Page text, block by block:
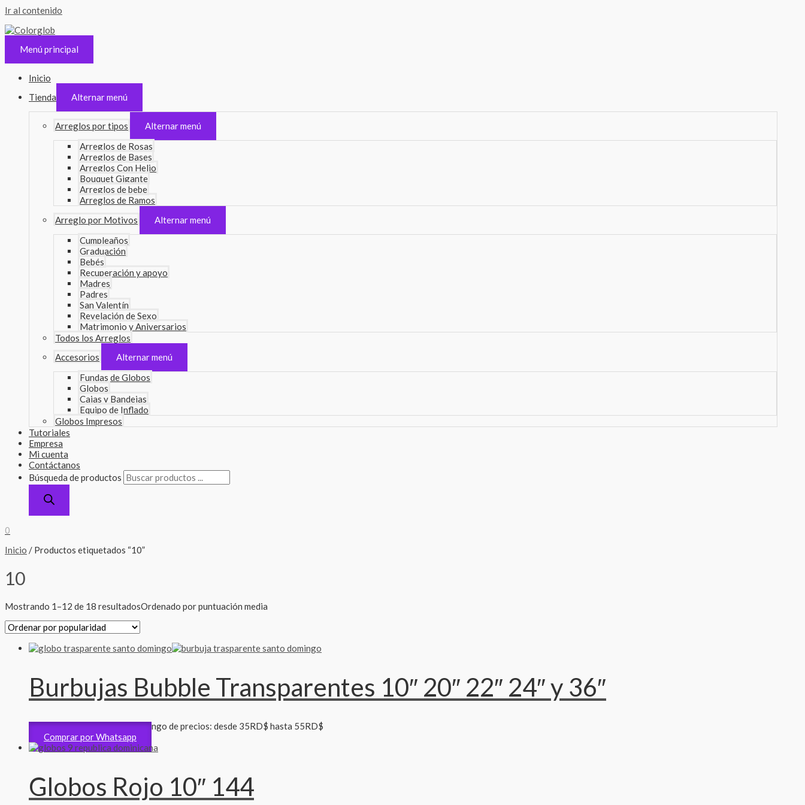
Ir al contenido
Menú principal
Inicio
Tienda
Alternar menú
Arreglos por tipos
Alternar menú
Arreglos de Rosas
Arreglos de Bases
Arreglos Con Helio
Bouquet Gigante
Arreglos de bebe
Arreglos de Ramos
Arreglo por Motivos
Alternar menú
Cumpleaños
Graduación
Bebés
Recuperación y apoyo
Madres
Padres
San Valentín
Revelación de Sexo
Matrimonio y Aniversarios
Todos los Arreglos
Accesorios
Alternar menú
Fundas de Globos
Globos
Cajas y Bandejas
Equipo de Inflado
Globos Impresos
Tutoriales
Empresa
Mi cuenta
Contáctanos
Búsqueda de productos
0
Inicio / Productos etiquetados “10”
10
Mostrando 1–12 de 18 resultadosOrdenado por puntuación media
Burbujas Bubble Transparentes 10″ 20″ 22″ 24″ y 36″
Accesorios35RD$-55RD$Rango de precios: desde 35RD$ hasta 55RD$
Comprar por Whatsapp
Globos Rojo 10″ 144